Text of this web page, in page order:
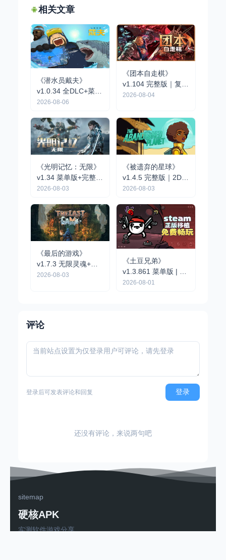
相关文章
《潜水员戴夫》
v1.0.34 全DLC+菜单
| 像素风海洋探索经
2026-08-06
《团本自走棋》
v1.104 完整版｜复古
队伍制肉鸽自走棋手
2026-08-04
《光明记忆：无限》
v1.34 菜单版+完整版
｜第一人称动作战术
2026-08-03
《被遗弃的星球》
v1.4.5 完整版｜2D像
素点击解谜冒险手游
2026-08-03
《最后的游戏》
v1.7.3 无限灵魂+完
整版｜肉鸽弹幕动作
2026-08-03
《土豆兄弟》
v1.3.861 菜单版 | 自
上而下 Roguelike 竞
2026-08-01
评论
登录后可发表评论和回复 登录
还没有评论，来说两句吧
sitemap
硬核APK
实测软件游戏分享